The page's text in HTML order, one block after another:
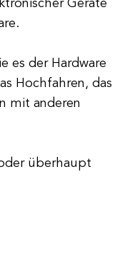
Geräte
es der Hardware
Hochfahren, das
mit anderen
überhaupt